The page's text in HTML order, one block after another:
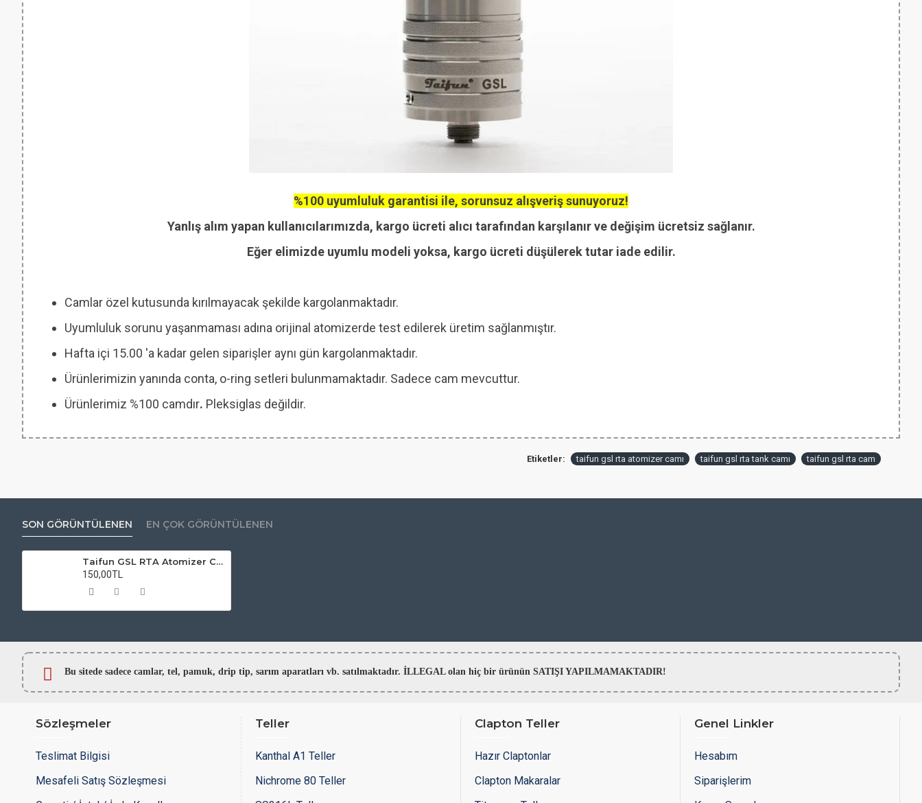
%100 uyumluluk garantisi ile, sorunsuz alışveriş sunuyoruz!
Yanlış alım yapan kullanıcılarımızda, kargo ücreti alıcı tarafından karşılanır ve değişim ücretsiz sağlanır.
Eğer elimizde uyumlu modeli yoksa, kargo ücreti düşülerek tutar iade edilir.
Camlar özel kutusunda kırılmayacak şekilde kargolanmaktadır.
Uyumluluk sorunu yaşanmaması adına orijinal atomizerde test edilerek üretim sağlanmıştır.
Hafta içi 15.00 'a kadar gelen siparişler aynı gün kargolanmaktadır.
Ürünlerimizin yanında conta, o-ring setleri bulunmamaktadır. Sadece cam mevcuttur.
Ürünlerimiz %100 camdır. Pleksiglas değildir.
Etiketler: taifun gsl rta atomizer camı taifun gsl rta tank camı taifun gsl rta cam
SON GÖRÜNTÜLENEN EN ÇOK GÖRÜNTÜLENEN
Taifun GSL RTA Atomizer Camı
150,00TL
Bu sitede sadece camlar, tel, pamuk, drip tip, sarım aparatları vb. satılmaktadır. İLLEGAL olan hiç bir ürünün SATIŞI YAPILMAMAKTADIR!
Sözleşmeler
Teslimat Bilgisi
Mesafeli Satış Sözleşmesi
Teller
Kanthal A1 Teller
Nichrome 80 Teller
Clapton Teller
Hazır Claptonlar
Clapton Makaralar
Genel Linkler
Hesabım
Siparişlerim